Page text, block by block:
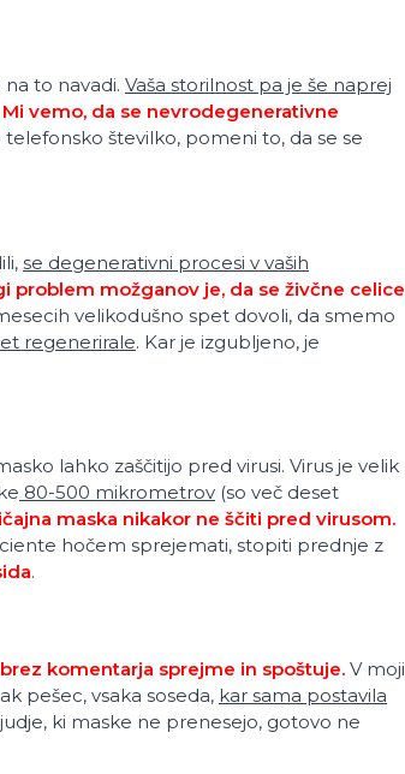
to navadi. Vaša storilnost pa je še naprej
Mi vemo, da se nevrodegenerativne
številko, pomeni to, da se se
se degenerativni procesi v vaših
problem možganov je, da se živčne celice
velikodušno spet dovoli, da smemo
regenerirale. Kar je izgubljeno, je
lahko zaščitijo pred virusi. Virus je velik
80-500 mikrometrov (so več deset
maska nikakor ne ščiti pred virusom.
hočem sprejemati, stopiti prednje z
.
komentarja sprejme in spoštuje. V moji
pešec, vsaka soseda, kar sama postavila
ki maske ne prenesejo, gotovo ne